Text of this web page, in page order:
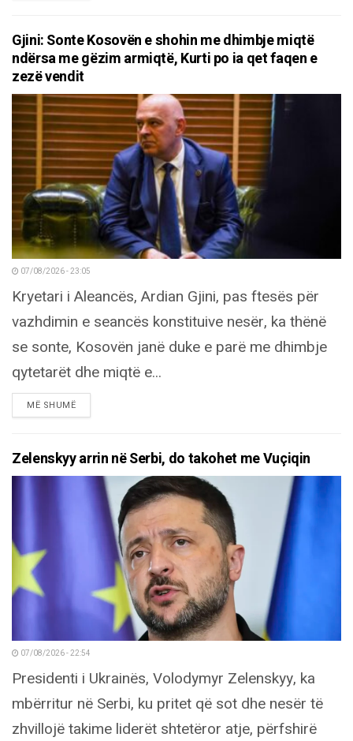
Gjini: Sonte Kosovën e shohin me dhimbje miqtë
ndërsa me gëzim armiqtë, Kurti po ia qet faqen e
zezë vendit
07/08/2026 - 23:05
Kryetari i Aleancës, Ardian Gjini, pas ftesës për
vazhdimin e seancës konstituive nesër, ka thënë
se sonte, Kosovën janë duke e parë me dhimbje
qytetarët dhe miqtë e...
MË SHUMËDETAILS
Zelenskyy arrin në Serbi, do takohet me Vuçiqin
07/08/2026 - 22:54
Presidenti i Ukrainës, Volodymyr Zelenskyy, ka
mbërritur në Serbi, ku pritet që sot dhe nesër të
zhvillojë takime liderët shtetëror atje, përfshirë